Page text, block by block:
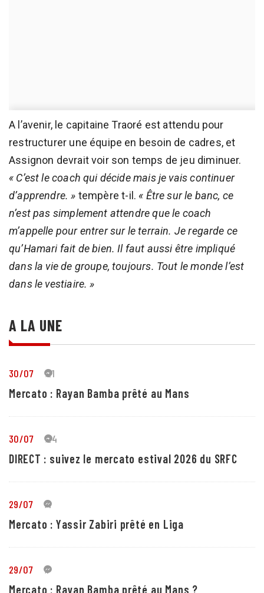
A l’avenir, le capitaine Traoré est attendu pour
restructurer une équipe en besoin de cadres, et
Assignon devrait voir son temps de jeu diminuer.
« C’est le coach qui décide mais je vais continuer
d’apprendre. » tempère t-il. « Être sur le banc, ce
n’est pas simplement attendre que le coach
m’appelle pour entrer sur le terrain. Je regarde ce
qu’Hamari fait de bien. Il faut aussi être impliqué
dans la vie de groupe, toujours. Tout le monde l’est
dans le vestiaire. »
A LA UNE
30/07 21
Mercato : Rayan Bamba prêté au Mans
30/07 24
DIRECT : suivez le mercato estival 2026 du SRFC
29/07 4
Mercato : Yassir Zabiri prêté en Liga
29/07 1
Mercato : Rayan Bamba prêté au Mans ?